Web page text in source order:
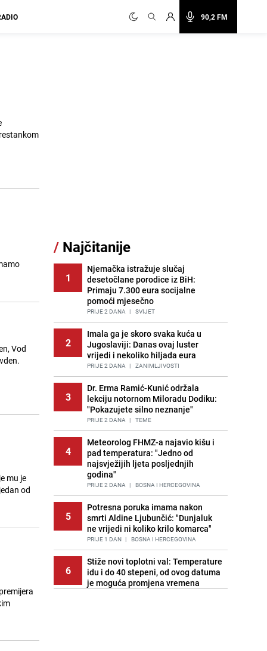
90,2 FM
Vod
mu je
od
/ Najčitanije
1
Njemačka istražuje slučaj
desetočlane porodice iz BiH:
Primaju 7.300 eura socijalne
pomoći mjesečno
PRIJE 2 DANA | SVIJET
2
Imala ga je skoro svaka kuća u
Jugoslaviji: Danas ovaj luster
vrijedi i nekoliko hiljada eura
PRIJE 2 DANA | ZANIMLJIVOSTI
3
Dr. Erma Ramić-Kunić održala
lekciju notornom Miloradu Dodiku:
"Pokazujete silno neznanje"
PRIJE 2 DANA | TEME
4
Meteorolog FHMZ-a najavio kišu i
pad temperatura: "Jedno od
najsvježijih ljeta posljednjih
godina"
PRIJE 2 DANA | BOSNA I HERCEGOVINA
5
Potresna poruka imama nakon
smrti Aldine Ljubunčić: "Dunjaluk
ne vrijedi ni koliko krilo komarca"
PRIJE 1 DAN | BOSNA I HERCEGOVINA
6
Stiže novi toplotni val: Temperature
idu i do 40 stepeni, od ovog datuma
je moguća promjena vremena